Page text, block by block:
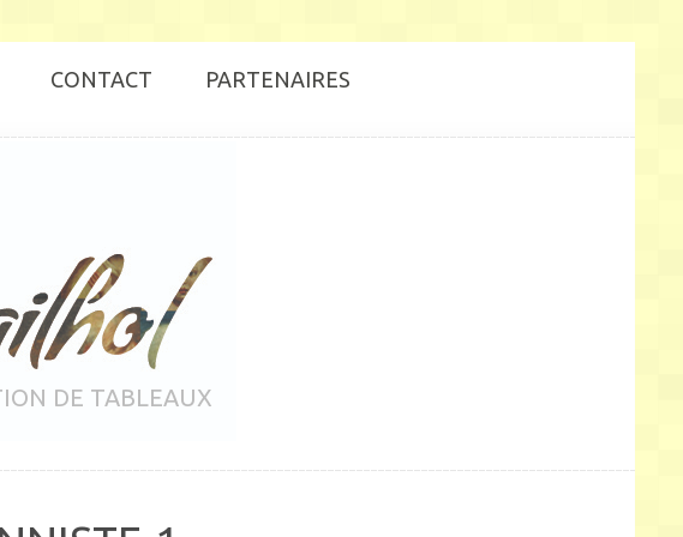
CONTACT PARTENAIRES
DE TABLEAUX